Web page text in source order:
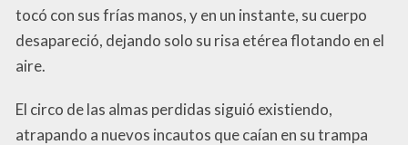
tocó con sus frías manos, y en un instante, su cuerpo
desapareció, dejando solo su risa etérea flotando en el
aire.
El circo de las almas perdidas siguió existiendo,
atrapando a nuevos incautos que caían en su trampa